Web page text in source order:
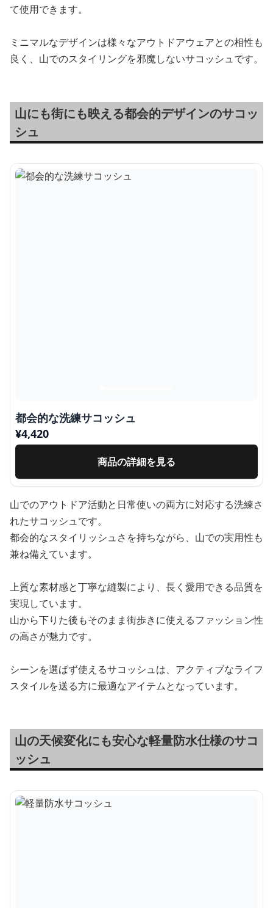
て使用できます。
ミニマルなデザインは様々なアウトドアウェアとの相性も
良く、山でのスタイリングを邪魔しないサコッシュです。
山にも街にも映える都会的デザインのサコッ
シュ
都会的な洗練サコッシュ
¥4,420
商品の詳細を見る
山でのアウトドア活動と日常使いの両方に対応する洗練さ
れたサコッシュです。
都会的なスタイリッシュさを持ちながら、山での実用性も
兼ね備えています。
上質な素材感と丁寧な縫製により、長く愛用できる品質を
実現しています。
山から下りた後もそのまま街歩きに使えるファッション性
の高さが魅力です。
シーンを選ばず使えるサコッシュは、アクティブなライフ
スタイルを送る方に最適なアイテムとなっています。
山の天候変化にも安心な軽量防水仕様のサコ
ッシュ